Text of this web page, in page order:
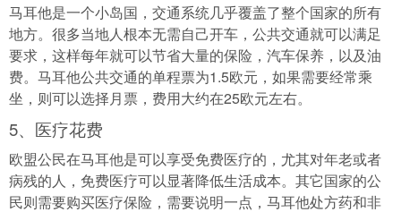
马耳他是一个小岛国，交通系统几乎覆盖了整个国家的所有
地方。很多当地人根本无需自己开车，公共交通就可以满足
要求，这样每年就可以节省大量的保险，汽车保养，以及油
费。马耳他公共交通的单程票为1.5欧元，如果需要经常乘
坐，则可以选择月票，费用大约在25欧元左右。
5、医疗花费
欧盟公民在马耳他是可以享受免费医疗的，尤其对年老或者
病残的人，免费医疗可以显著降低生活成本。其它国家的公
民则需要购买医疗保险，需要说明一点，马耳他处方药和非